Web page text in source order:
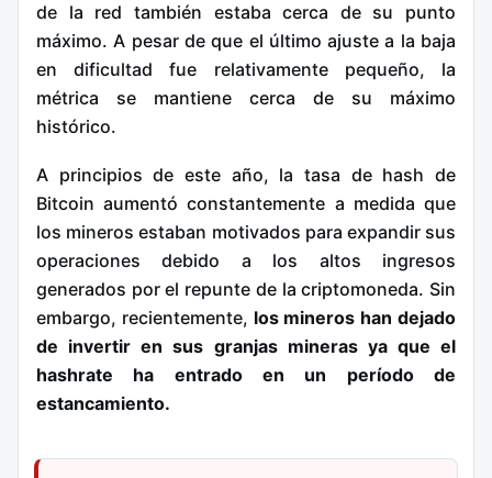
de la red también estaba cerca de su punto
máximo. A pesar de que el último ajuste a la baja
en dificultad fue relativamente pequeño, la
métrica se mantiene cerca de su máximo
histórico.
A principios de este año, la tasa de hash de
Bitcoin aumentó constantemente a medida que
los mineros estaban motivados para expandir sus
operaciones debido a los altos ingresos
generados por el repunte de la criptomoneda. Sin
embargo, recientemente, los mineros han dejado
de invertir en sus granjas mineras ya que el
hashrate ha entrado en un período de
estancamiento.